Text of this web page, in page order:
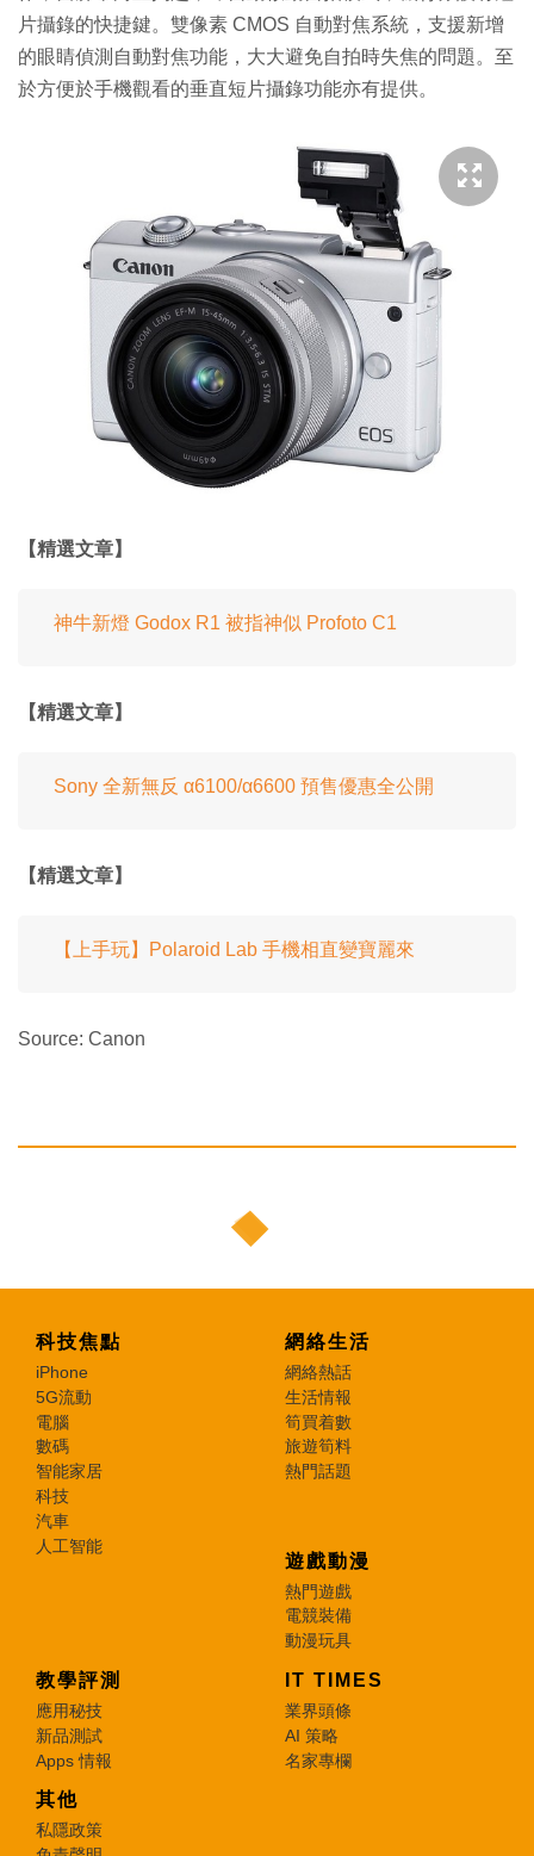
片攝錄的快捷鍵。雙像素 CMOS 自動對焦系統，支援新增
的眼睛偵測自動對焦功能，大大避免自拍時失焦的問題。至
於方便於手機觀看的垂直短片攝錄功能亦有提供。
【精選文章】
神牛新燈 Godox R1 被指神似 Profoto C1
【精選文章】
Sony 全新無反 α6100/α6600 預售優惠全公開
【精選文章】
【上手玩】Polaroid Lab 手機相直變寶麗來
Source: Canon
科技焦點
iPhone
5G流動
電腦
數碼
智能家居
科技
汽車
人工智能
網絡生活
網絡熱話
生活情報
筍買着數
旅遊筍料
熱門話題
遊戲動漫
熱門遊戲
電競裝備
動漫玩具
教學評測
應用秘技
新品測試
Apps 情報
IT TIMES
業界頭條
AI 策略
名家專欄
其他
私隱政策